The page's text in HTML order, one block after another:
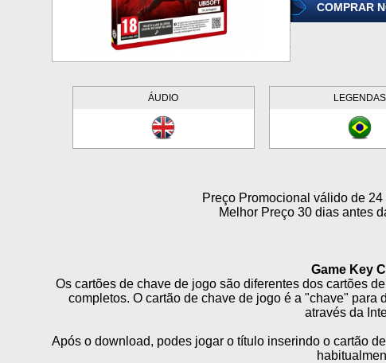
COMPRAR
ÁUDIO LEGENDAS
Preço Promocional válido de
Melhor Preço 30 dias antes
Game Key
Os cartões de chave de jogo são diferentes dos cartões
completos. O cartão de chave de jogo é a "chave" para
através da
Após o download, podes jogar o título inserindo o cartão